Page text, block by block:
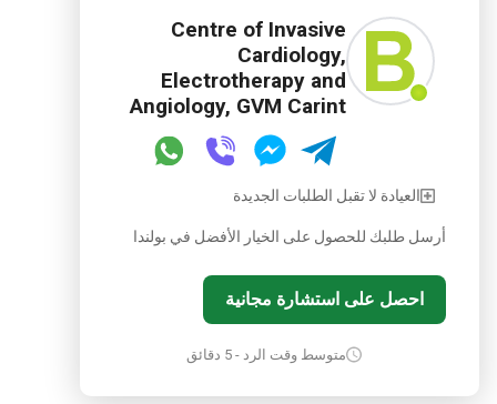
Centre of Invasive
Cardiology,
Electrotherapy and
Angiology, GVM Carint
العيادة لا تقبل الطلبات الجديدة
أرسل طلبك للحصول على الخيار الأفضل في بولندا
احصل على استشارة مجانية
متوسط وقت الرد - 5 دقائق